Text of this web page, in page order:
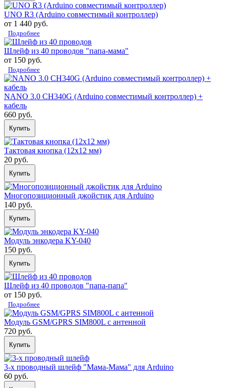
UNO R3 (Arduino совместимый контроллер)
от 1 440 руб.
Подробнее
Шлейф из 40 проводов "папа-мама"
от 150 руб.
Подробнее
NANO 3.0 CH340G (Arduino совместимый контроллер) +
кабель
660 руб.
Купить
Тактовая кнопка (12х12 мм)
20 руб.
Купить
Многопозиционный джойстик для Arduino
140 руб.
Купить
Модуль энкодера KY-040
150 руб.
Купить
Шлейф из 40 проводов "папа-папа"
от 150 руб.
Подробнее
Модуль GSM/GPRS SIM800L с антенной
720 руб.
Купить
3-х проводный шлейф "Мама-Мама" для Arduino
60 руб.